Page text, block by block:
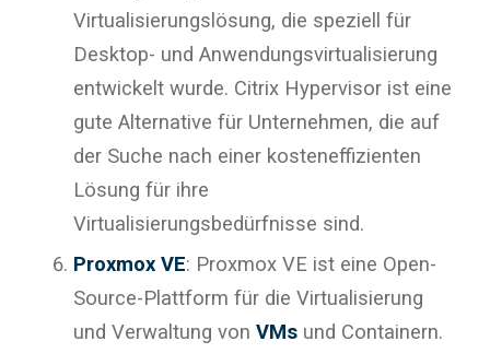
Virtualisierungslösung, die speziell für
Desktop- und Anwendungsvirtualisierung
entwickelt wurde. Citrix Hypervisor ist eine
gute Alternative für Unternehmen, die auf
der Suche nach einer kosteneffizienten
Lösung für ihre
Virtualisierungsbedürfnisse sind.
Proxmox VE: Proxmox VE ist eine Open-
Source-Plattform für die Virtualisierung
und Verwaltung von VMsund Containern.